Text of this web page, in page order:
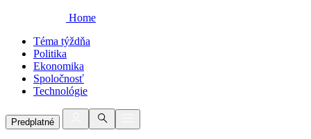
Home
Téma týždňa
Politika
Ekonomika
Spoločnosť
Technológie
Predplatné